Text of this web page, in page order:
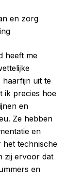
en zorg
heeft me
uit te
ik precies hoe
en
Ze hebben
en
het technische
zij ervoor dat
en